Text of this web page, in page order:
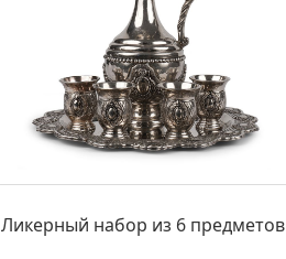
Ликерный набор из 6 предметов